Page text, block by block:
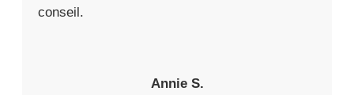
conseil.
Annie S.